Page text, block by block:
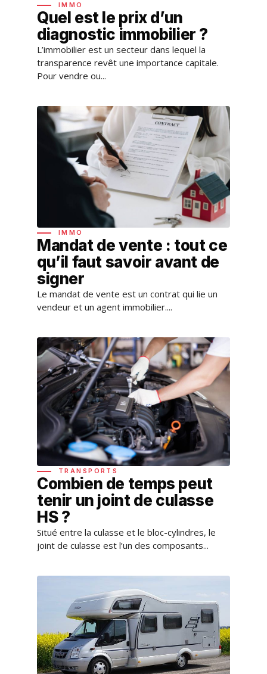
IMMO
Quel est le prix d’un
diagnostic immobilier ?
L’immobilier est un secteur dans lequel la
transparence revêt une importance capitale.
Pour vendre ou...
IMMO
Mandat de vente : tout ce
qu’il faut savoir avant de
signer
Le mandat de vente est un contrat qui lie un
vendeur et un agent immobilier....
TRANSPORTS
Combien de temps peut
tenir un joint de culasse
HS ?
Situé entre la culasse et le bloc-cylindres, le
joint de culasse est l’un des composants...